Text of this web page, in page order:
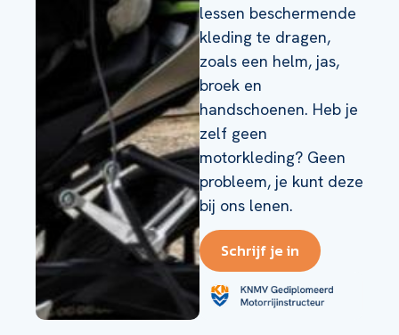
lessen beschermende
kleding te dragen,
zoals een helm, jas,
broek en
handschoenen. Heb je
zelf geen
motorkleding? Geen
probleem, je kunt deze
bij ons lenen.
Schrijf je in